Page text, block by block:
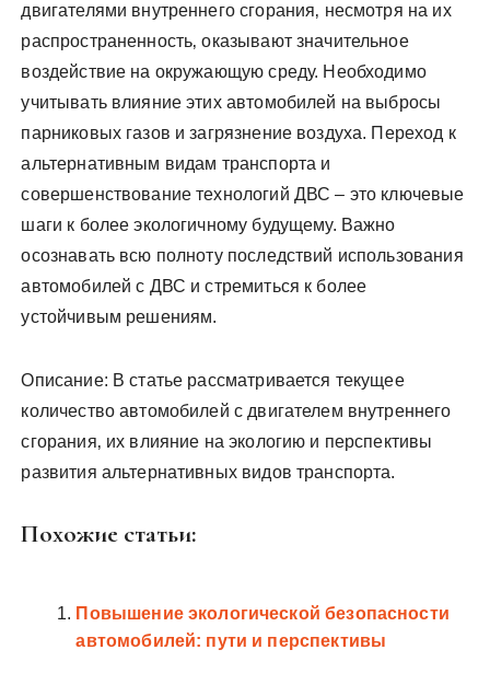
двигателями внутреннего сгорания‚ несмотря на их
распространенность‚ оказывают значительное
воздействие на окружающую среду. Необходимо
учитывать влияние этих автомобилей на выбросы
парниковых газов и загрязнение воздуха. Переход к
альтернативным видам транспорта и
совершенствование технологий ДВС – это ключевые
шаги к более экологичному будущему. Важно
осознавать всю полноту последствий использования
автомобилей с ДВС и стремиться к более
устойчивым решениям.
Описание: В статье рассматривается текущее
количество автомобилей с двигателем внутреннего
сгорания‚ их влияние на экологию и перспективы
развития альтернативных видов транспорта.
Похожие статьи:
Повышение экологической безопасности
автомобилей: пути и перспективы